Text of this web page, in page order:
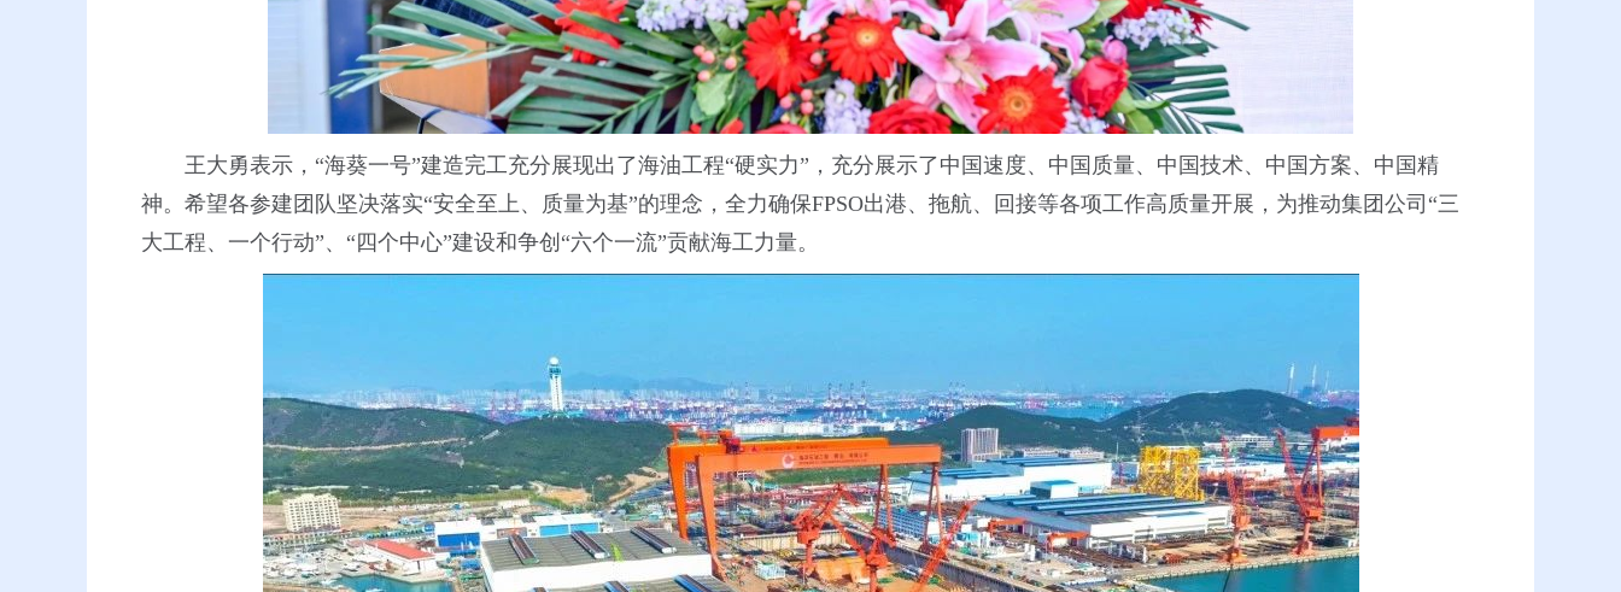
王大勇表示，“海葵一号”建造完工充分展现出了海油工程“硬实力”，充分展示了中国速度、中国质量、中国技术、中国方案、中国精
神。希望各参建团队坚决落实“安全至上、质量为基”的理念，全力确保FPSO出港、拖航、回接等各项工作高质量开展，为推动集团公司“三
大工程、一个行动”、“四个中心”建设和争创“六个一流”贡献海工力量。